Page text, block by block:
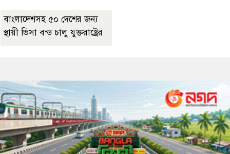
বাংলাদেশসহ ৫০ দেশের জন্য
স্থায়ী ভিসা বন্ড চালু যুক্তরাষ্ট্রের